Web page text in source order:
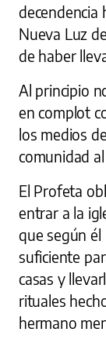
decendencia
Nueva Luz
de haber
Al principio
en complot
los medios
comunidad
El Profeta
entrar a la
que según
suficiente
casas y
rituales
hermano